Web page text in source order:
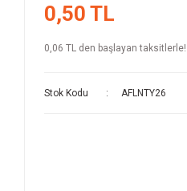
0,50 TL
0,06 TL den başlayan taksitlerle!
Stok Kodu AFLNTY26